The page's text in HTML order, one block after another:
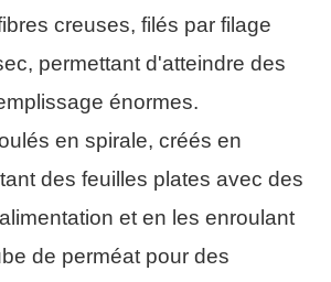
creuses, filés par filage
permettant d'atteindre des
énormes.
en spirale, créés en
des feuilles plates avec des
et en les enroulant
de perméat pour des